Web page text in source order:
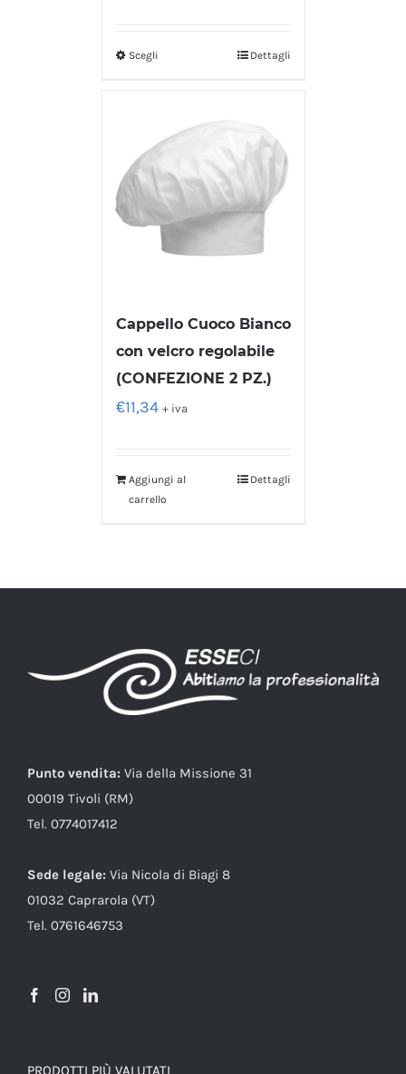
Scegli Dettagli
Cappello Cuoco Bianco
con velcro regolabile
(CONFEZIONE 2 PZ.)
€11,34 + iva
Aggiungi al
carrello
Dettagli
Punto vendita: Via della Missione 31
00019 Tivoli (RM)
Tel. 0774017412
Sede legale: Via Nicola di Biagi 8
01032 Caprarola (VT)
Tel. 0761646753
PRODOTTI PIÙ VALUTATI